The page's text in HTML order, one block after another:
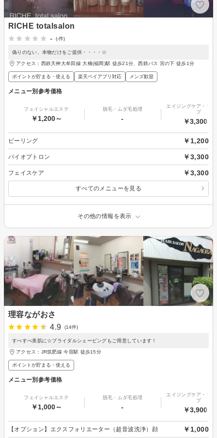
RICHE totalsalon
-
(-件)
偽りのない、本物だけをご提供・・・・☆
アクセス：西鉄天神大牟田線 大橋(福岡)駅 徒歩21分、西鉄バス 宮の下 徒歩1分
ポイントが貯まる・使える 楽天ペイアプリ対応 メンズ歓迎
メニュー別参考価格
フェイシャルエステ
￥1,200～
脱毛・ムダ毛処理
-
エイジングケア・リ
プ
￥3,300～
ピーリング ￥1,200
バイオプトロン ￥3,300
フェイスケア ￥3,300
すべてのメニューを見る
その他の情報を表示
理容ながおさ
4.9
(14件)
すべすべ美肌に☆ブライダルシェービングもご用意しています！
アクセス：JR筑肥線 今宿駅 徒歩15分
ポイントが貯まる・使える
メニュー別参考価格
フェイシャルエステ
￥1,000～
脱毛・ムダ毛処理
-
エイジングケア・リ
プ
￥3,900～
【オプション】エクスフォリエーター（超音波洗浄）顔 ￥1,000